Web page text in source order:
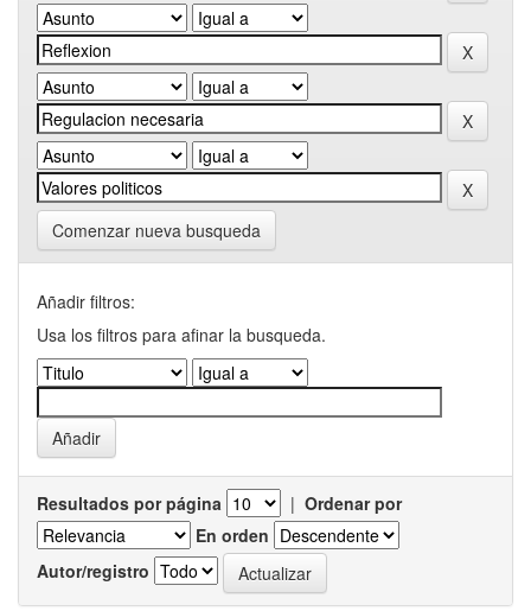
Comenzar nueva busqueda
Añadir filtros:
Usa los filtros para afinar la busqueda.
Resultados por página | Ordenar por
En orden
Autor/registro